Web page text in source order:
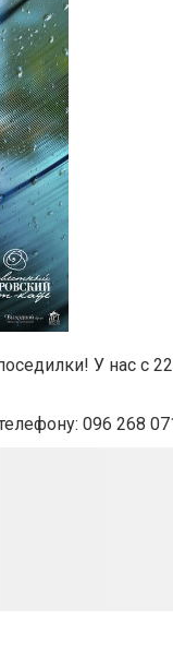
У нас с
096 268